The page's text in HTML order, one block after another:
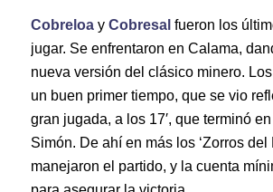
Cobreloa y Cobresal fueron los
jugar. Se enfrentaron en Calama,
nueva versión del clásico minero.
un buen primer tiempo, que se vio
gran jugada, a los 17′, que terminó
Simón. De ahí en más los ‘Zorros del
manejaron el partido, y la cuenta